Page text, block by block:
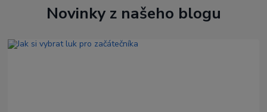
Novinky z našeho blogu